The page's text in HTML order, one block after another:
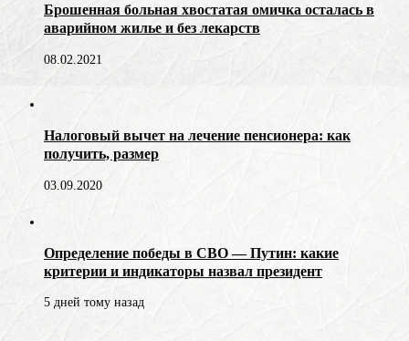
Брошенная больная хвостатая омичка осталась в
аварийном жилье и без лекарств
08.02.2021
Налоговый вычет на лечение пенсионера: как
получить, размер
03.09.2020
Определение победы в СВО — Путин: какие
критерии и индикаторы назвал президент
5 дней тому назад